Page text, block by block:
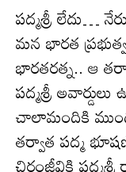
పద్మశ్రీ లేదు…
మ‌న భారత
భారతరత్న.. ఆ
పద్మశ్రీ
చాలామందికి
తర్వాత పద్మ